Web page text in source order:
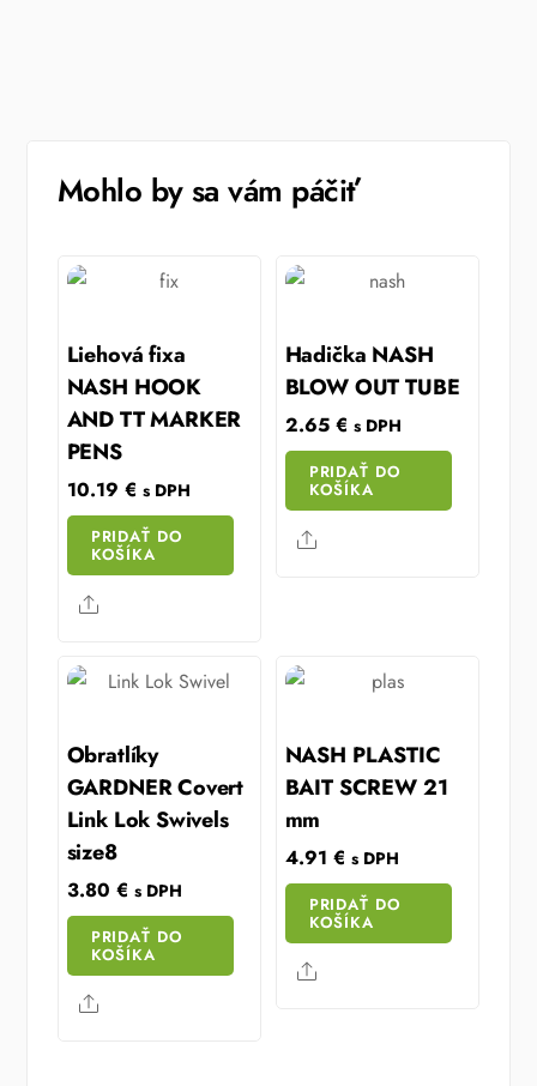
Mohlo by sa vám páčiť
Liehová fixa
NASH HOOK
AND TT MARKER
PENS
10.19 € s DPH
PRIDAŤ DO
KOŠÍKA
Share
Hadička NASH
BLOW OUT TUBE
2.65 € s DPH
PRIDAŤ DO
KOŠÍKA
Share
Obratlíky
GARDNER Covert
Link Lok Swivels
size8
3.80 € s DPH
PRIDAŤ DO
KOŠÍKA
Share
NASH PLASTIC
BAIT SCREW 21
mm
4.91 € s DPH
PRIDAŤ DO
KOŠÍKA
Share